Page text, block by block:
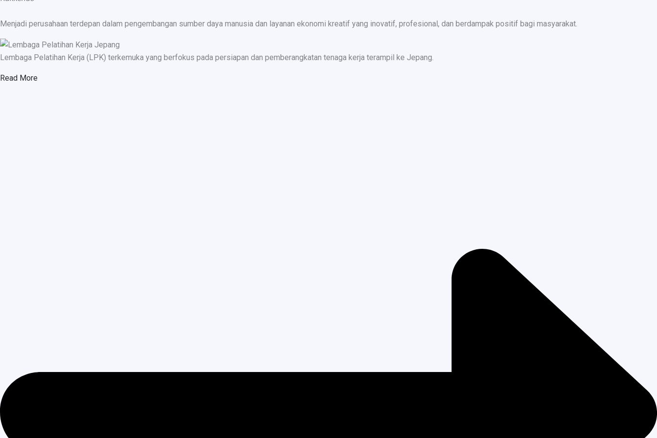
Menjadi perusahaan terdepan dalam pengembangan sumber daya manusia dan layanan ekonomi kreatif yang inovatif, profesional, dan berdampak positif bagi masyarakat.
Lembaga Pelatihan Kerja (LPK) terkemuka yang berfokus pada persiapan dan pemberangkatan tenaga kerja terampil ke Jepang.
Read More